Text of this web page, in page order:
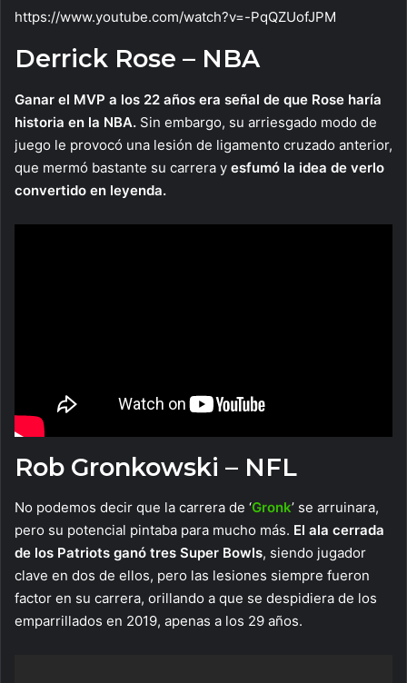
https://www.youtube.com/watch?v=-PqQZUofJPM
Derrick Rose – NBA
Ganar el MVP a los 22 años era señal de que Rose haría
historia en la NBA. Sin embargo, su arriesgado modo de
juego le provocó una lesión de ligamento cruzado anterior,
que mermó bastante su carrera y esfumó la idea de verlo
convertido en leyenda.
Rob Gronkowski – NFL
No podemos decir que la carrera de ‘Gronk’ se arruinara,
pero su potencial pintaba para mucho más. El ala cerrada
de los Patriots ganó tres Super Bowls, siendo jugador
clave en dos de ellos, pero las lesiones siempre fueron
factor en su carrera, orillando a que se despidiera de los
emparrillados en 2019, apenas a los 29 años.